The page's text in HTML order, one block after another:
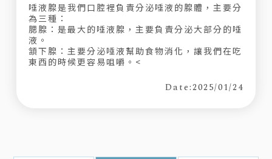
唾液腺是我們口腔裡負責分泌唾液的腺體，主要分
為三種：
腮腺：是最大的唾液腺，主要負責分泌大部分的唾
液。
頷下腺：主要分泌唾液幫助食物消化，讓我們在吃
東西的時候更容易咀嚼。<
Date:2025/01/24